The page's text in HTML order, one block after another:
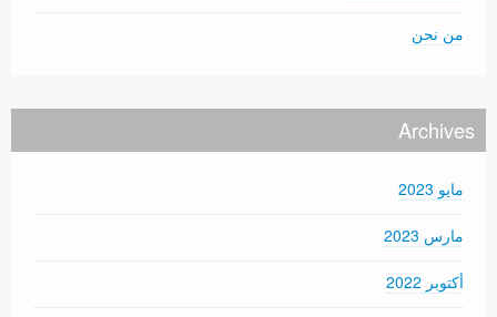
من نحن
Archives
مايو 2023
مارس 2023
أكتوبر 2022